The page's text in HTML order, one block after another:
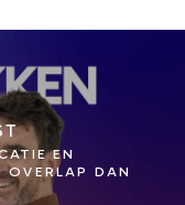
EN
OVERLAP DAN